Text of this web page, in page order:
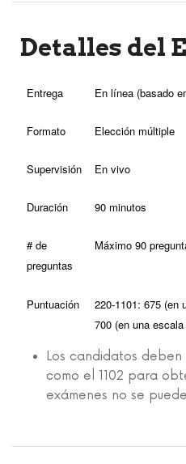
Detalles del
Entrega En línea (basado
Formato Elección múltiple
Supervisión En vivo
Duración 90 minutos
# de
preguntas
Máximo 90
Puntuación
220-1101: 675 (en
700 (en una
Los candidatos deben
como el 1102 para
exámenes no se